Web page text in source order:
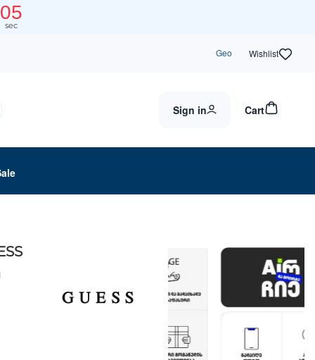
04
sec
Geo Wishlist
Sign in Cart